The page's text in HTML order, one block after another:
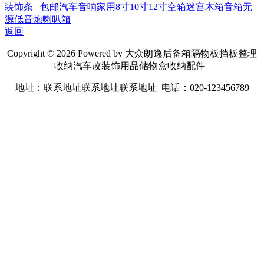
装饰条
包邮汽车音响家用8寸10寸12寸空箱迷宫木箱音箱无
源低音炮喇叭箱
返回
Copyright © 2026 Powered by 大众朗逸后备箱隔物板挡板整理
收纳汽车改装饰用品储物盒收纳配件
地址：联系地址联系地址联系地址 电话：020-123456789